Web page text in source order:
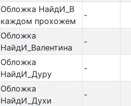
Обложка НайдИ_В
каждом прохожем
-
Обложка
НайдИ_Валентина
-
Обложка
НайдИ_Дуру
-
Обложка
НайдИ_Духи
-